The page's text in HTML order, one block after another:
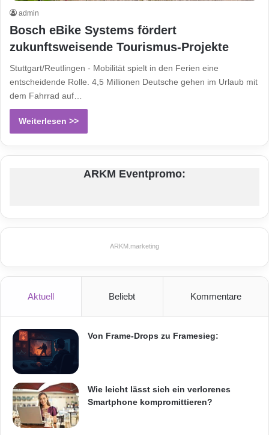
admin
Bosch eBike Systems fördert
zukunftsweisende Tourismus-Projekte
Stuttgart/Reutlingen - Mobilität spielt in den Ferien eine
entscheidende Rolle. 4,5 Millionen Deutsche gehen im Urlaub mit
dem Fahrrad auf…
Weiterlesen >>
ARKM Eventpromo:
ARKM.marketing
Aktuell Beliebt Kommentare
Von Frame-Drops zu Framesieg:
Wie leicht lässt sich ein verlorenes
Smartphone kompromittieren?